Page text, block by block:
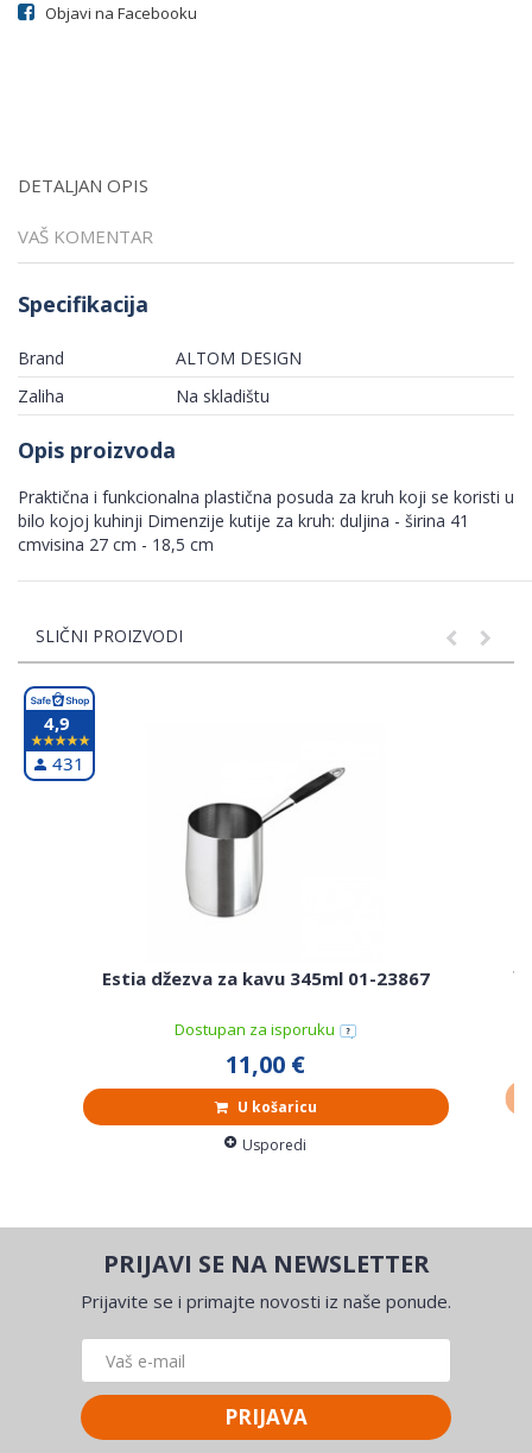
Objavi na Facebooku
DETALJAN OPIS
VAŠ KOMENTAR
Specifikacija
Brand
ALTOM DESIGN
Zaliha
Na skladištu
Opis proizvoda
Praktična i funkcionalna plastična posuda za kruh koji se koristi u
bilo kojoj kuhinji Dimenzije kutije za kruh: duljina - širina 41
cmvisina 27 cm - 18,5 cm
SLIČNI PROIZVODI
Estia džezva za kavu 345ml 01-23867
Dostupan za isporuku
11,00 €
U košaricu
Usporedi
PRIJAVI SE NA NEWSLETTER
Prijavite se i primajte novosti iz naše ponude.
PRIJAVA
4,9
431